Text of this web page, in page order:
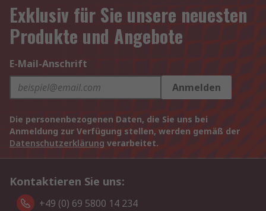
Exklusiv für Sie unsere neuesten
Produkte und Angebote
E-Mail-Anschrift
Anmelden
Die personenbezogenen Daten, die Sie uns bei
Anmeldung zur Verfügung stellen, werden gemäß der
Datenschutzerklärung verarbeitet.
Kontaktieren Sie uns:
+49 (0) 69 5800 14 234